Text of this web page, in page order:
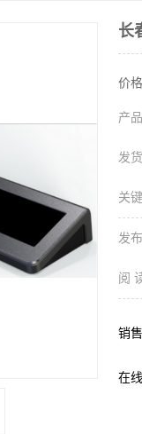
长
价
产
发
关
发
阅
销
在线